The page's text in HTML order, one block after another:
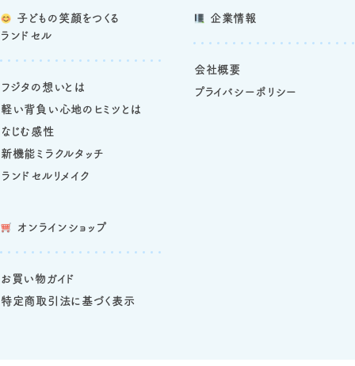
子どもの笑顔をつくる
ランドセル
フジタの想いとは
軽い背負い心地のヒミツとは
なじむ感性
新機能ミラクルタッチ
ランドセルリメイク
企業情報
会社概要
プライバシーポリシー
オンラインショップ
お買い物ガイド
特定商取引法に基づく表示